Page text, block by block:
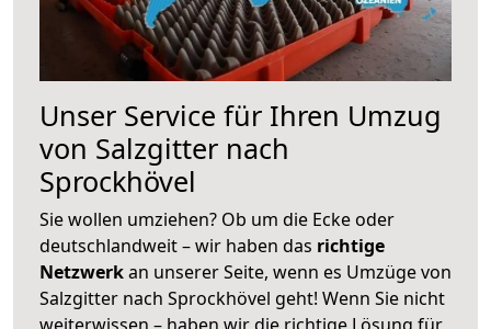
Unser Service für Ihren Umzug
von Salzgitter nach
Sprockhövel
Sie wollen umziehen? Ob um die Ecke oder
deutschlandweit – wir haben das richtige
Netzwerkan unserer Seite, wenn es Umzüge von
Salzgitter nach Sprockhövel geht! Wenn Sie nicht